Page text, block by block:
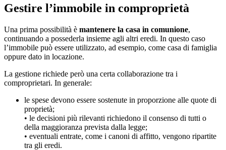
Gestire l’immobile in comproprietà
Una prima possibilità è mantenere la casa in comunione,
continuando a possederla insieme agli altri eredi. In questo caso
l’immobile può essere utilizzato, ad esempio, come casa di famiglia
oppure dato in locazione.
La gestione richiede però una certa collaborazione tra i
comproprietari. In generale:
le spese devono essere sostenute in proporzione alle quote di
proprietà;
• le decisioni più rilevanti richiedono il consenso di tutti o
della maggioranza prevista dalla legge;
• eventuali entrate, come i canoni di affitto, vengono ripartite
tra gli eredi.